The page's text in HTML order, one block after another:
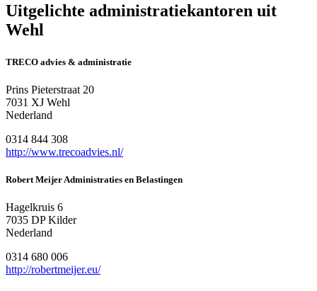
Uitgelichte administratiekantoren uit
Wehl
TRECO advies & administratie
Prins Pieterstraat 20
7031 XJ Wehl
Nederland
0314 844 308
http://www.trecoadvies.nl/
Robert Meijer Administraties en Belastingen
Hagelkruis 6
7035 DP Kilder
Nederland
0314 680 006
http://robertmeijer.eu/